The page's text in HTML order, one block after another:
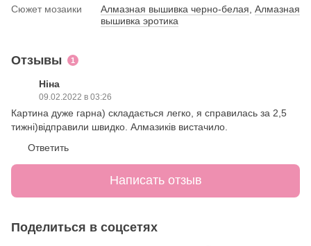
Сюжет мозаики
Алмазная вышивка черно-белая Алмазная
вышивка эротика
Отзывы 1
Ніна
09.02.2022 в 03:26
Картина дуже гарна) складається легко, я справилась за 2,5
тижні)відправили швидко. Алмазиків вистачило.
Ответить
Написать отзыв
Поделиться в соцсетях